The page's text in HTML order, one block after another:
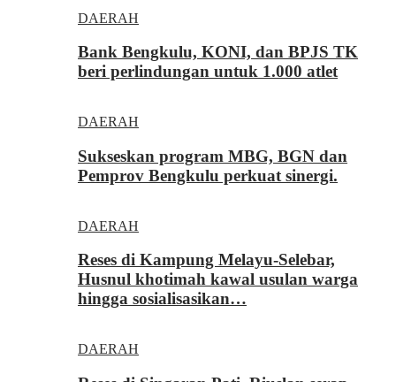
DAERAH
Bank Bengkulu, KONI, dan BPJS TK
beri perlindungan untuk 1.000 atlet
DAERAH
Sukseskan program MBG, BGN dan
Pemprov Bengkulu perkuat sinergi.
DAERAH
Reses di Kampung Melayu-Selebar,
Husnul khotimah kawal usulan warga
hingga sosialisasikan…
DAERAH